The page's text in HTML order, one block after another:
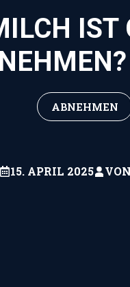
IST
ABNEHMEN
15. APRIL 2025 VON